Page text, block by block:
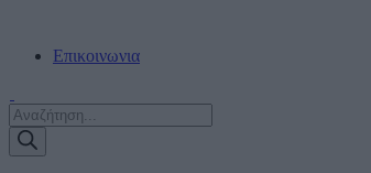
Επικοινωνια
Products
search